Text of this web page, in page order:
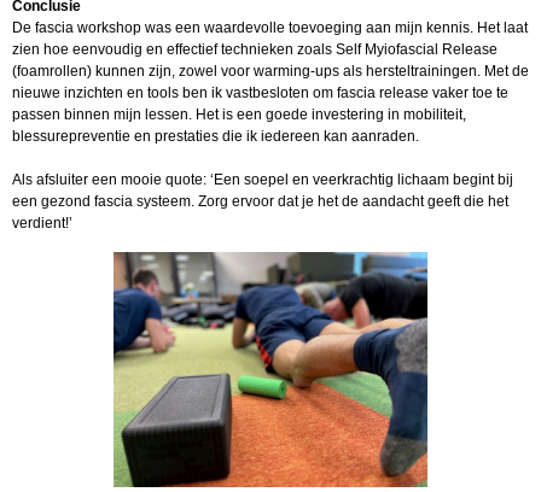
Conclusie
De fascia workshop was een waardevolle toevoeging aan mijn kennis. Het laat
zien hoe eenvoudig en effectief technieken zoals Self Myiofascial Release
(foamrollen) kunnen zijn, zowel voor warming-ups als hersteltrainingen. Met de
nieuwe inzichten en tools ben ik vastbesloten om fascia release vaker toe te
passen binnen mijn lessen. Het is een goede investering in mobiliteit,
blessurepreventie en prestaties die ik iedereen kan aanraden.
Als afsluiter een mooie quote: ‘Een soepel en veerkrachtig lichaam begint bij
een gezond fascia systeem. Zorg ervoor dat je het de aandacht geeft die het
verdient!’